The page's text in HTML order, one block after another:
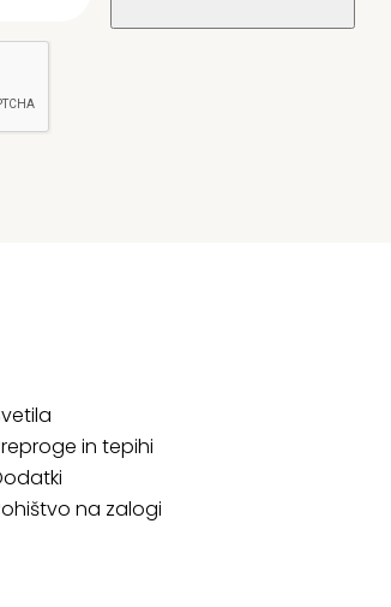
in tepihi
na zalogi